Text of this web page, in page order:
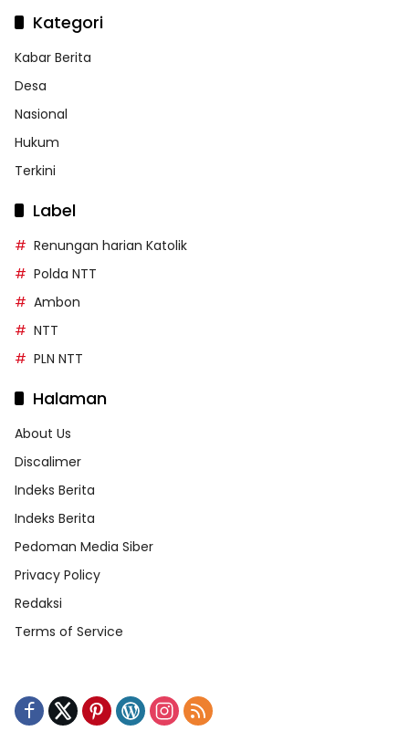
Kategori
Kabar Berita
Desa
Nasional
Hukum
Terkini
Label
Renungan harian Katolik
Polda NTT
Ambon
NTT
PLN NTT
Halaman
About Us
Discalimer
Indeks Berita
Indeks Berita
Pedoman Media Siber
Privacy Policy
Redaksi
Terms of Service